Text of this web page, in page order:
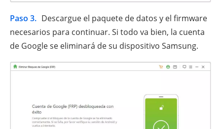
Paso 3. Descargue el paquete de datos y el firmware
necesarios para continuar. Si todo va bien, la cuenta
de Google se eliminará de su dispositivo Samsung.